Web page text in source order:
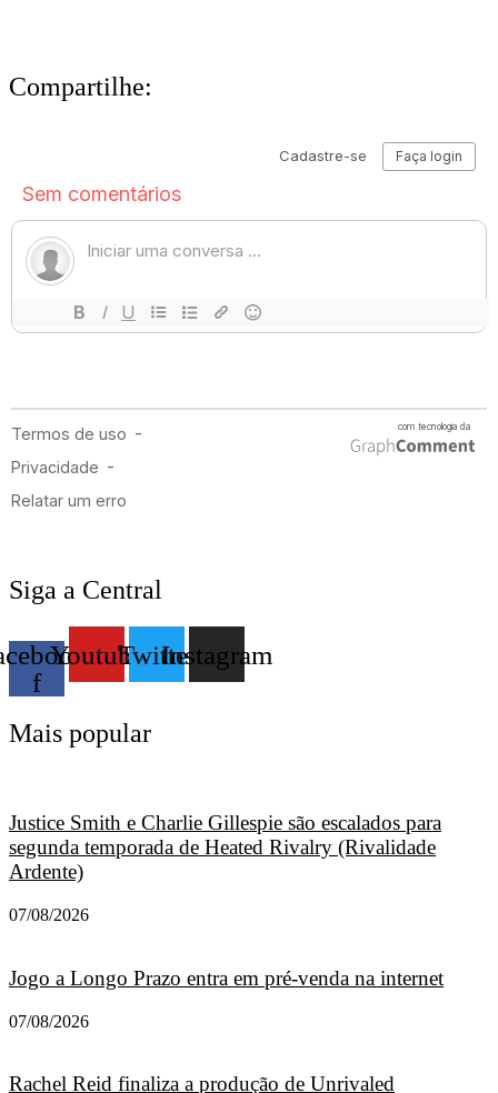
Compartilhe:
Siga a Central
f
YoutubeTwitterInstagram
Mais popular
Justice Smith e Charlie Gillespie são escalados para
segunda temporada de Heated Rivalry (Rivalidade
Ardente)
07/08/2026
Jogo a Longo Prazo entra em pré-venda na internet
07/08/2026
Rachel Reid finaliza a produção de Unrivaled